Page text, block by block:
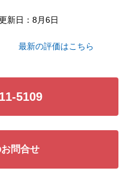
新日：8月6日
最新の評価はこちら
5109
問合せ